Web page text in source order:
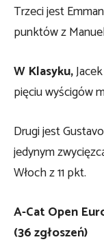
Trzeci jest
punktów z
W Klasyku,
pięciu wyścigów
Drugi jest
jedynym
Włoch z 11 pkt.
A-Cat Open
(36 zgłoszeń)